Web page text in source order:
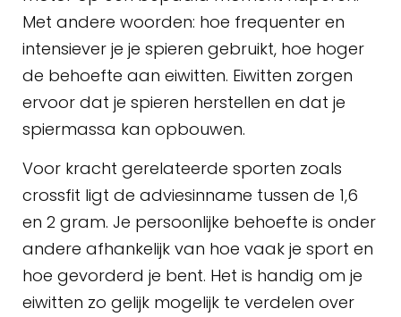
Met andere woorden: hoe frequenter en
intensiever je je spieren gebruikt, hoe hoger
de behoefte aan eiwitten. Eiwitten zorgen
ervoor dat je spieren herstellen en dat je
spiermassa kan opbouwen.
Voor kracht gerelateerde sporten zoals
crossfit ligt de adviesinname tussen de 1,6
en 2 gram. Je persoonlijke behoefte is onder
andere afhankelijk van hoe vaak je sport en
hoe gevorderd je bent. Het is handig om je
eiwitten zo gelijk mogelijk te verdelen over